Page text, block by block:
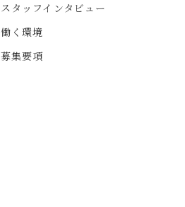
スタッフインタビュー
働く環境
募集要項